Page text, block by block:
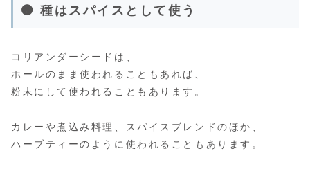
🟤 種はスパイスとして使う
コリアンダーシードは、
ホールのまま使われることもあれば、
粉末にして使われることもあります。
カレーや煮込み料理、スパイスブレンドのほか、
ハーブティーのように使われることもあります。